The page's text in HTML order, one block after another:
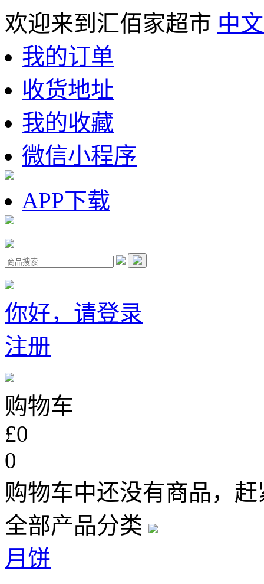
欢迎来到汇佰家超市 中
我的订单
收货地址
我的收藏
微信小程序
APP下载
你好，请登录
注册
购物车
£0
0
购物车中还没有商品，
全部产品分类
月饼